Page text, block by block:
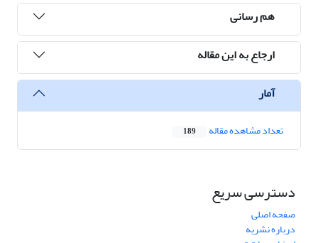
هم رسانی
ارجاع به این مقاله
آمار
تعداد مشاهده مقاله 189
دسترسی سریع
صفحه اصلی
درباره نشریه